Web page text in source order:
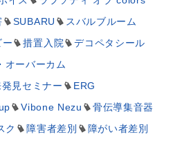
SUBARU
スバルブルーム
措置入院
デコペタシール
オーバーカム
見セミナー
ERG
Vibone Nezu
骨伝導集音器
ク 障害者差別 障がい者差別